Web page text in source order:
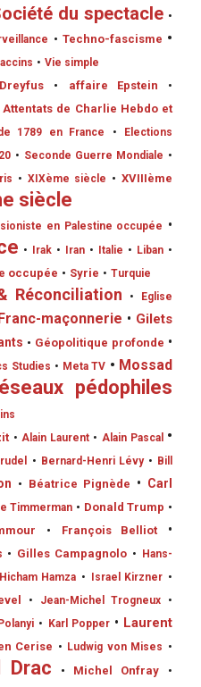
du spectacle •
• Techno-fascisme •
• Vie simple
• affaire Epstein
•
Attentats de Charlie Hebdo et
1789 en France •
Elections
• Seconde Guerre Mondiale •
• XIXème siècle • XVIIIème
siècle
sioniste en Palestine occupée •
• Irak • Iran • Italie • Liban •
occupée • Syrie • Turquie
Réconciliation •
Eglise
maçonnerie • Gilets
• Géopolitique profonde •
Studies • Meta TV • Mossad
pédophiles
• Alain Laurent • Alain Pascal •
• Bernard-Henri Lévy • Bill
• Béatrice Pignède • Carl
Timmerman • Donald Trump •
• François Belliot
•
• Gilles Campagnolo •
Hans-
Hicham Hamza • Israel Kirzner •
• Jean-Michel Trogneux
•
• Karl Popper • Laurent
Cerise • Ludwig von Mises •
Drac • Michel Onfray
•